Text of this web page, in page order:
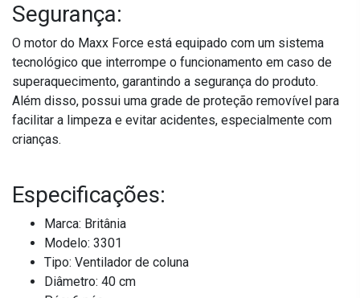
Segurança:
O motor do Maxx Force está equipado com um sistema
tecnológico que interrompe o funcionamento em caso de
superaquecimento, garantindo a segurança do produto.
Além disso, possui uma grade de proteção removível para
facilitar a limpeza e evitar acidentes, especialmente com
crianças.
Especificações:
Marca: Britânia
Modelo: 3301
Tipo: Ventilador de coluna
Diâmetro: 40 cm